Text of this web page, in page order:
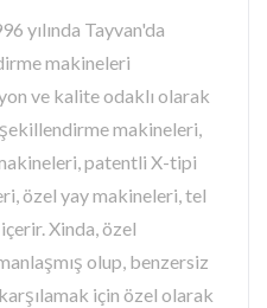
yılında Tayvan'da
makineleri
ve kalite odaklı olarak
makineleri,
patentli X-tipi
özel yay makineleri, tel
Xinda, özel
olup, benzersiz
için özel olarak